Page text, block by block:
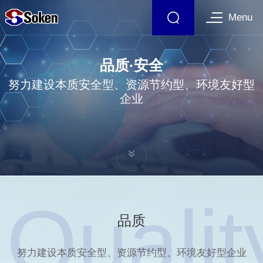
Menu
品质·安全
努力建设本质安全型、资源节约型、环境友好型
企业
品质
努力建设本质安全型、资源节约型、环境友好型企业